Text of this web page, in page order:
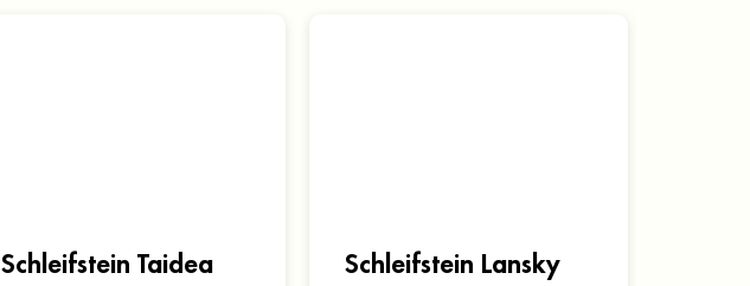
Schleifstein Taidea
Schleifstein Lansky